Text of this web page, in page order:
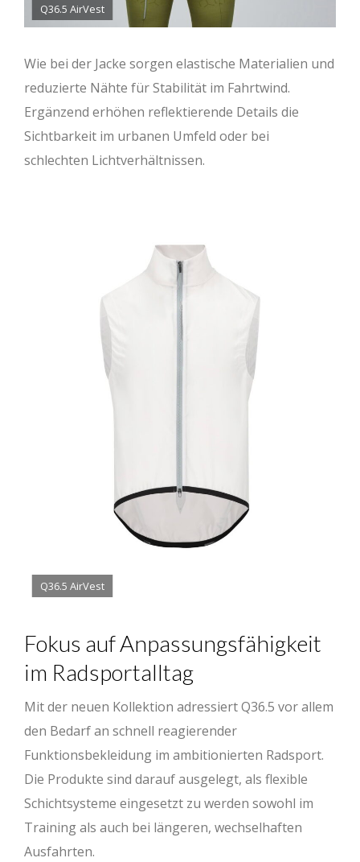
Q36.5 AirVest
Wie bei der Jacke sorgen elastische Materialien und
reduzierte Nähte für Stabilität im Fahrtwind.
Ergänzend erhöhen reflektierende Details die
Sichtbarkeit im urbanen Umfeld oder bei
schlechten Lichtverhältnissen.
Q36.5 AirVest
Fokus auf Anpassungsfähigkeit
im Radsportalltag
Mit der neuen Kollektion adressiert Q36.5 vor allem
den Bedarf an schnell reagierender
Funktionsbekleidung im ambitionierten Radsport.
Die Produkte sind darauf ausgelegt, als flexible
Schichtsysteme eingesetzt zu werden sowohl im
Training als auch bei längeren, wechselhaften
Ausfahrten.